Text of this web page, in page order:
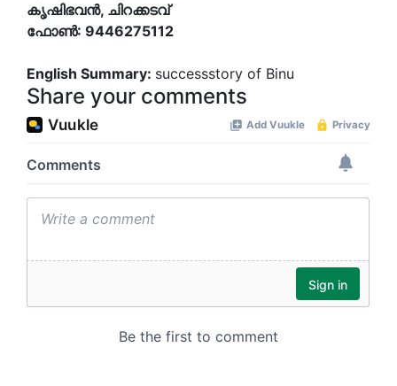
കൃഷിഭവന്‍, ചിറക്കടവ്
ഫോണ്‍: 9446275112
English Summary: successstory of Binu
Share your comments